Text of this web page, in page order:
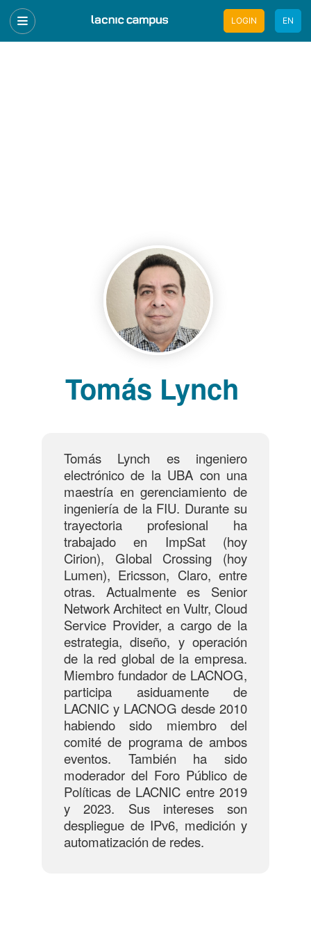
LOGIN EN
Tomás Lynch
Tomás Lynch es ingeniero
electrónico de la UBA con una
maestría en gerenciamiento de
ingeniería de la FIU. Durante su
trayectoria profesional ha
trabajado en ImpSat (hoy
Cirion), Global Crossing (hoy
Lumen), Ericsson, Claro, entre
otras. Actualmente es Senior
Network Architect en Vultr, Cloud
Service Provider, a cargo de la
estrategia, diseño, y operación
de la red global de la empresa.
Miembro fundador de LACNOG,
participa asiduamente de
LACNIC y LACNOG desde 2010
habiendo sido miembro del
comité de programa de ambos
eventos. También ha sido
moderador del Foro Público de
Políticas de LACNIC entre 2019
y 2023. Sus intereses son
despliegue de IPv6, medición y
automatización de redes.